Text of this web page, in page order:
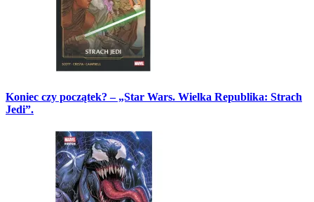
Koniec czy początek? – „Star Wars. Wielka Republika: Strach
Jedi”.